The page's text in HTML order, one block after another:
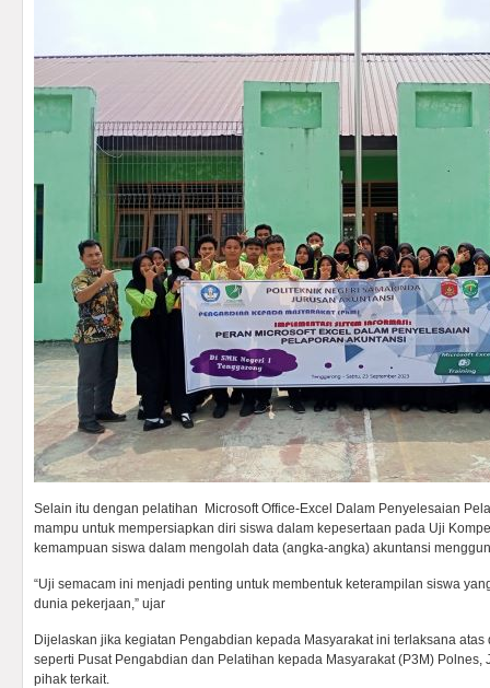
Selain itu dengan pelatihan Microsoft Office-Excel Dalam Penyelesaian
mampu untuk mempersiapkan diri siswa dalam kepesertaan pada Uji
kemampuan siswa dalam mengolah data (angka-angka) akuntansi
“Uji semacam ini menjadi penting untuk membentuk keterampilan siswa
dunia pekerjaan,” ujar
Dijelaskan jika kegiatan Pengabdian kepada Masyarakat ini terlaksana
seperti Pusat Pengabdian dan Pelatihan kepada Masyarakat (P3M) Polnes,
pihak terkait.